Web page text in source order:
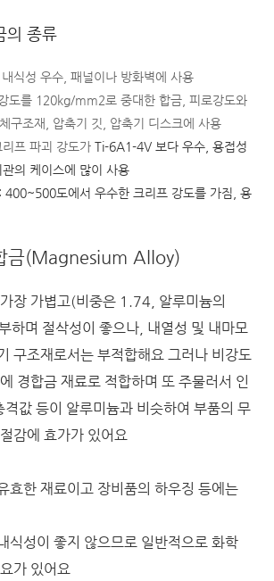
의 종류
식성 우수, 패널이나 방화벽에 사용
도를 120kg/mm2로 중대한 합금, 피로강도와
구조재, 압축기 깃, 압축기 디스크에 사용
프 파괴 강도가 Ti-6A1-4V 보다 우수, 용접성
의 케이스에 많이 사용
도에서 우수한 크리프 강도를 가짐, 용
금(Magnesium Alloy)
장 가볍고(비중은 1.74, 알루미늄의
하며 절삭성이 좋으나, 내열성 및 내마모
구조재로서는 부적합해요 그러나 비강도
경합금 재료로 적합하며 또 주물러서 인
값 등이 알루미늄과 비슷하여 부품의 무
감에 효가가 있어요
효한 재료이고 장비품의 하우징 등에는
식성이 좋지 않으므로 일반적으로 화학
가 있어요